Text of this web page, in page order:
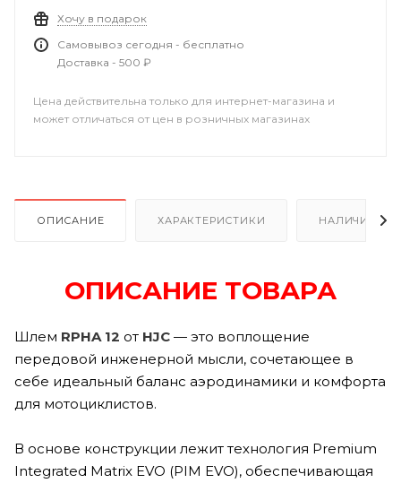
Хочу в подарок
Самовывоз сегодня - бесплатно
Доставка - 500 ₽
Цена действительна только для интернет-магазина и
может отличаться от цен в розничных магазинах
ОПИСАНИЕ ХАРАКТЕРИСТИКИ НАЛИЧИЕ В
ОПИСАНИЕ ТОВАРА
Шлем RPHA 12 от HJC — это воплощение
передовой инженерной мысли, сочетающее в
себе идеальный баланс аэродинамики и комфорта
для мотоциклистов.
В основе конструкции лежит технология Premium
Integrated Matrix EVO (PIM EVO), обеспечивающая